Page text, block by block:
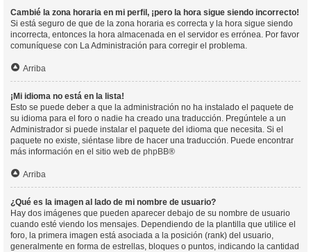
Cambié la zona horaria en mi perfil, ¡pero la hora sigue siendo incorrecto!
Si está seguro de que de la zona horaria es correcta y la hora sigue siendo
incorrecta, entonces la hora almacenada en el servidor es errónea. Por favor
comuníquese con La Administración para corregir el problema.
Arriba
¡Mi idioma no está en la lista!
Esto se puede deber a que la administración no ha instalado el paquete de
su idioma para el foro o nadie ha creado una traducción. Pregúntele a un
Administrador si puede instalar el paquete del idioma que necesita. Si el
paquete no existe, siéntase libre de hacer una traducción. Puede encontrar
más información en el sitio web de phpBB®
Arriba
¿Qué es la imagen al lado de mi nombre de usuario?
Hay dos imágenes que pueden aparecer debajo de su nombre de usuario
cuando esté viendo los mensajes. Dependiendo de la plantilla que utilice el
foro, la primera imagen está asociada a la posición (rank) del usuario,
generalmente en forma de estrellas, bloques o puntos, indicando la cantidad